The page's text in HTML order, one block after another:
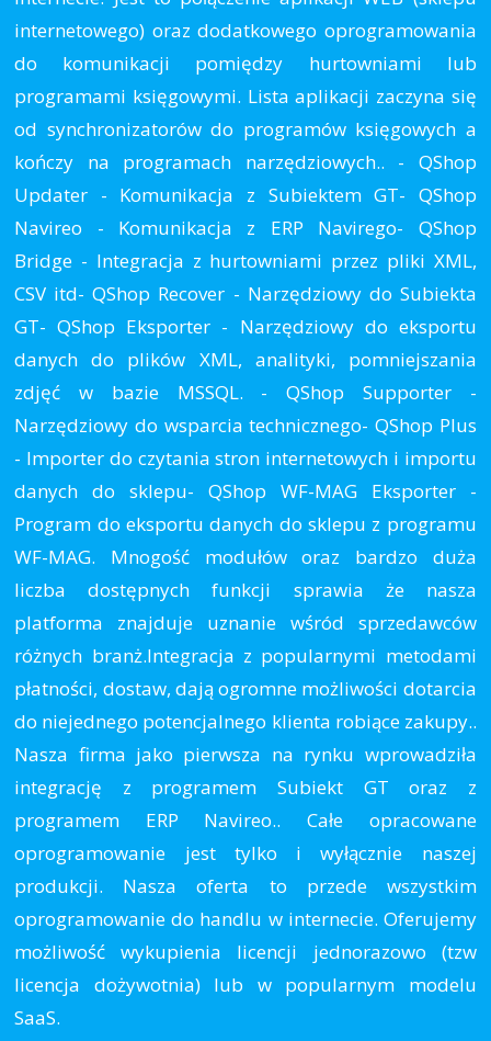
internetowego) oraz dodatkowego oprogramowania
do komunikacji pomiędzy hurtowniami lub
programami księgowymi. Lista aplikacji zaczyna się
od synchronizatorów do programów księgowych a
kończy na programach narzędziowych.. - QShop
Updater - Komunikacja z Subiektem GT- QShop
Navireo - Komunikacja z ERP Navirego- QShop
Bridge - Integracja z hurtowniami przez pliki XML,
CSV itd- QShop Recover - Narzędziowy do Subiekta
GT- QShop Eksporter - Narzędziowy do eksportu
danych do plików XML, analityki, pomniejszania
zdjęć w bazie MSSQL. - QShop Supporter -
Narzędziowy do wsparcia technicznego- QShop Plus
- Importer do czytania stron internetowych i importu
danych do sklepu- QShop WF-MAG Eksporter -
Program do eksportu danych do sklepu z programu
WF-MAG. Mnogość modułów oraz bardzo duża
liczba dostępnych funkcji sprawia że nasza
platforma znajduje uznanie wśród sprzedawców
różnych branż.Integracja z popularnymi metodami
płatności, dostaw, dają ogromne możliwości dotarcia
do niejednego potencjalnego klienta robiące zakupy..
Nasza firma jako pierwsza na rynku wprowadziła
integrację z programem Subiekt GT oraz z
programem ERP Navireo.. Całe opracowane
oprogramowanie jest tylko i wyłącznie naszej
produkcji. Nasza oferta to przede wszystkim
oprogramowanie do handlu w internecie. Oferujemy
możliwość wykupienia licencji jednorazowo (tzw
licencja dożywotnia) lub w popularnym modelu
SaaS.